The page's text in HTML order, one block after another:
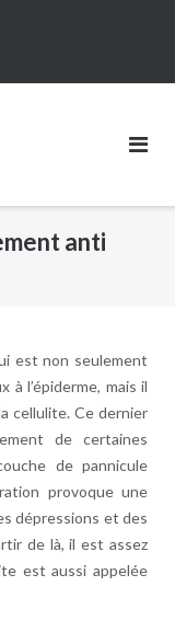
anti
est non seulement
l’épiderme, mais il
cellulite. Ce dernier
de certaines
de pannicule
provoque une
dépressions et des
de là, il est assez
est aussi appelée